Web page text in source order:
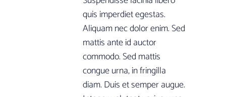
quis imperdiet egestas.
Aliquam nec dolor enim. Sed
mattis ante id auctor
commodo. Sed mattis
congue urna, in fringilla
diam. Duis et semper augue.